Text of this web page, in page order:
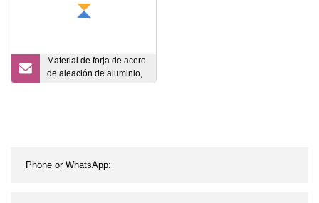
Material de forja de acero
de aleación de aluminio,
barras Inconel 718 y